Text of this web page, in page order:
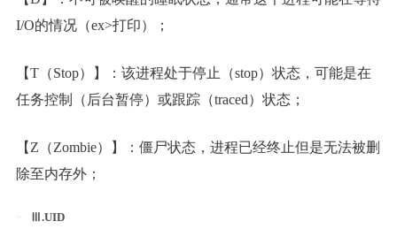
I/O的情况（ex>打印）；
【T（Stop）】：该进程处于停止（stop）状态，可能是在
任务控制（后台暂停）或跟踪（traced）状态；
【Z（Zombie）】：僵尸状态，进程已经终止但是无法被删
除至内存外；
Ⅲ.UID